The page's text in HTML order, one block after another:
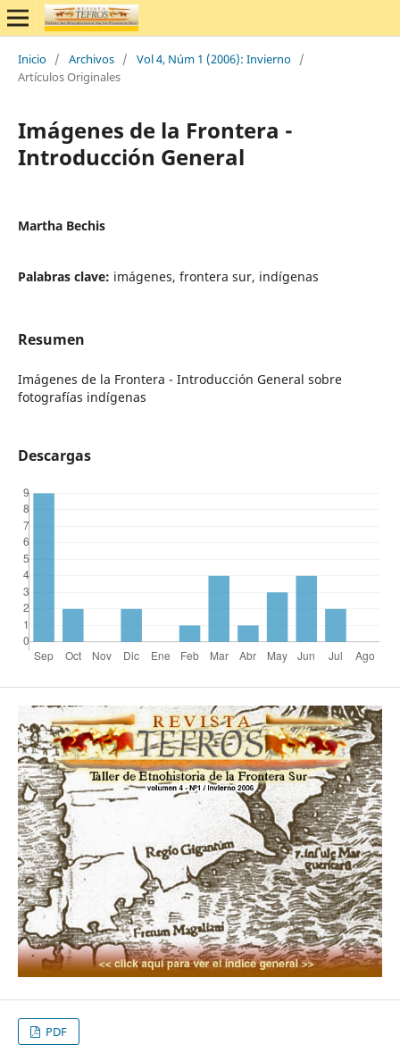
Inicio / Archivos / Vol 4, Núm 1 (2006): Invierno /
Artículos Originales
Imágenes de la Frontera -
Introducción General
Martha Bechis
Palabras clave: imágenes, frontera sur, indígenas
Resumen
Imágenes de la Frontera - Introducción General sobre
fotografías indígenas
Descargas
PDF